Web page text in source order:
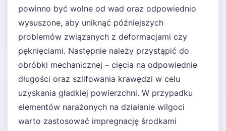
powinno być wolne od wad oraz odpowiednio
wysuszone, aby uniknąć późniejszych
problemów związanych z deformacjami czy
pęknięciami. Następnie należy przystąpić do
obróbki mechanicznej – cięcia na odpowiednie
długości oraz szlifowania krawędzi w celu
uzyskania gładkiej powierzchni. W przypadku
elementów narażonych na działanie wilgoci
warto zastosować impregnację środkami